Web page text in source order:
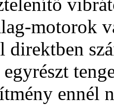
motorok
direktben
ennél